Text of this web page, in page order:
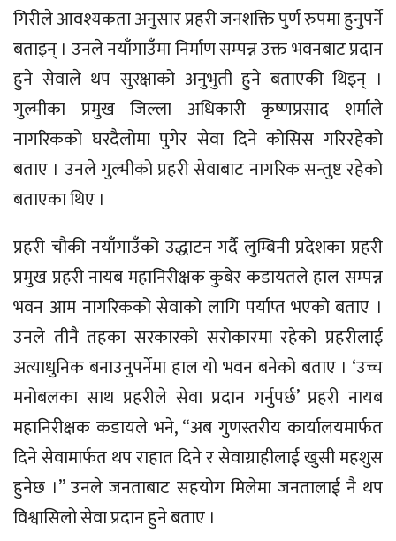
गिरीले आवश्यकता अनुसार प्रहरी जनशक्ति पुर्ण रुपमा हुनुपर्ने
बताइन् । उनले नयाँगाउँमा निर्माण सम्पन्न उक्त भवनबाट प्रदान
हुने सेवाले थप सुरक्षाको अनुभुती हुने बताएकी थिइन् ।
गुल्मीका प्रमुख जिल्ला अधिकारी कृष्णप्रसाद शर्माले
नागरिकको घरदैलोमा पुगेर सेवा दिने कोसिस गरिरहेको
बताए । उनले गुल्मीको प्रहरी सेवाबाट नागरिक सन्तुष्ट रहेको
बताएका थिए ।
प्रहरी चौकी नयाँगाउँको उद्धाटन गर्दै लुम्बिनी प्रदेशका प्रहरी
प्रमुख प्रहरी नायब महानिरीक्षक कुबेर कडायतले हाल सम्पन्न
भवन आम नागरिकको सेवाको लागि पर्याप्त भएको बताए ।
उनले तीनै तहका सरकारको सरोकारमा रहेको प्रहरीलाई
अत्याधुनिक बनाउनुपर्नेमा हाल यो भवन बनेको बताए । ‘उच्च
मनोबलका साथ प्रहरीले सेवा प्रदान गर्नुपर्छ’ प्रहरी नायब
महानिरीक्षक कडायले भने, “अब गुणस्तरीय कार्यालयमार्फत
दिने सेवामार्फत थप राहात दिने र सेवाग्राहीलाई खुसी महशुस
हुनेछ ।” उनले जनताबाट सहयोग मिलेमा जनतालाई नै थप
विश्वासिलो सेवा प्रदान हुने बताए ।